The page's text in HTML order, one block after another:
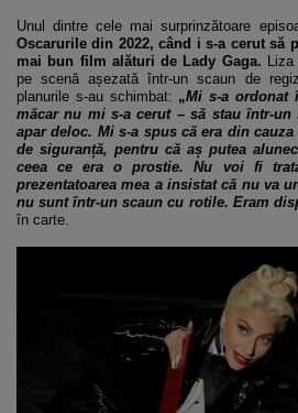
Unul dintre cele mai surprinzătoare
Oscarurile din 2022, când i s-a cerut să
mai bun film alături de Lady Gaga.
pe scenă așezată într-un scaun de
planurile s-au schimbat: „Mi s-a ordonat
măcar nu mi s-a cerut – să stau într-
apar deloc. Mi s-a spus că era din
de siguranță, pentru că aș putea
ceea ce era o prostie. Nu voi fi
prezentatoarea mea a insistat că nu va
nu sunt într-un scaun cu rotile. Eram
în carte.